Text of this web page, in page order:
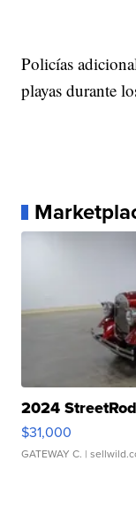
Policías
playas durante
2024
$31,000
GATEWAY C. |